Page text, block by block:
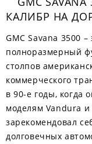
КАЛИБР НА
GMC Savana 3500
полноразмерный
столпов
коммерческого
в 90-е годы, когда
моделям Vandura и
зарекомендовал
долговечных